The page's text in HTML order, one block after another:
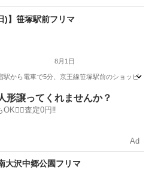
フリーマーケット
)】笹塚駅前フリマ
8月1日
駅から電車で5分、京王線笹塚駅前のショッピ
ーマーケット フリマ
形譲ってくれませんか？
査定0円‼️
Ad
大沢中郷公園フリマ